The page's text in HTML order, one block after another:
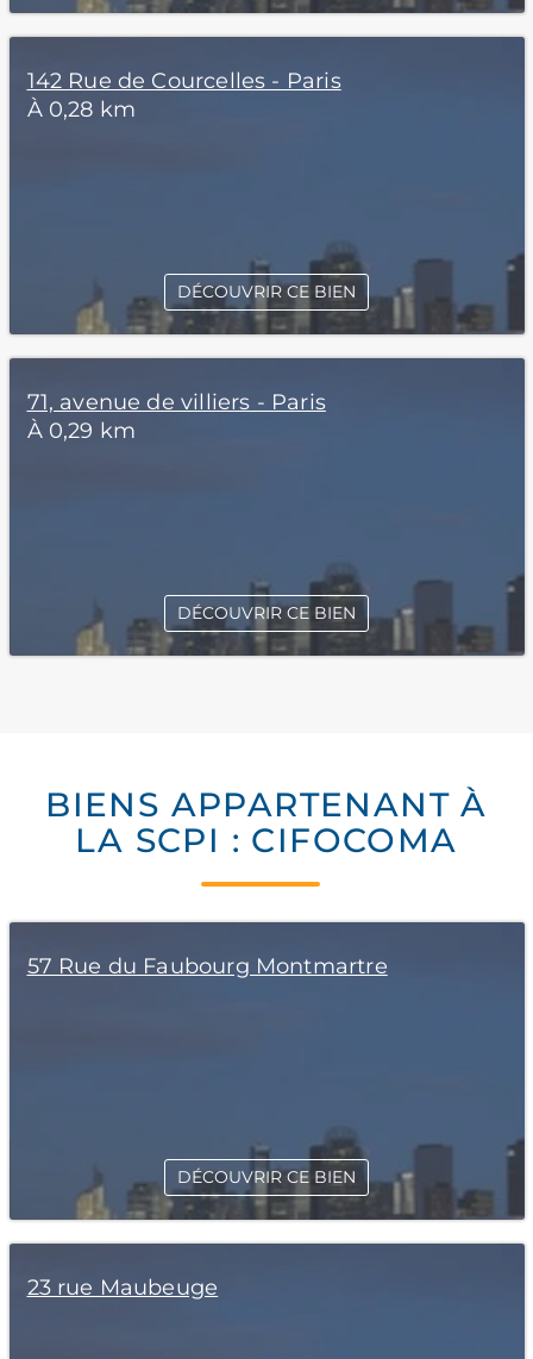
142 Rue de Courcelles - Paris
À 0,28 km
DÉCOUVRIR CE BIEN
71, avenue de villiers - Paris
À 0,29 km
DÉCOUVRIR CE BIEN
BIENS APPARTENANT À
LA SCPI : CIFOCOMA
57 Rue du Faubourg Montmartre
DÉCOUVRIR CE BIEN
23 rue Maubeuge